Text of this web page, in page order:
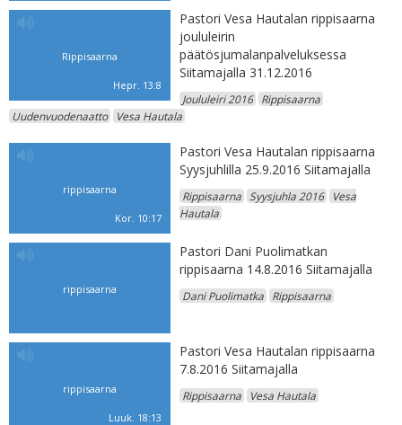
Rippisaarna
Hepr. 13:8
Pastori Vesa Hautalan rippisaarna
joululeirin
päätösjumalanpalveluksessa
Siitamajalla 31.12.2016
Joululeiri 2016
Rippisaarna
Uudenvuodenaatto
Vesa Hautala
rippisaarna
Kor. 10:17
Pastori Vesa Hautalan rippisaarna
Syysjuhlilla 25.9.2016 Siitamajalla
Rippisaarna Syysjuhla 2016
Vesa
Hautala
rippisaarna
Pastori Dani Puolimatkan
rippisaarna 14.8.2016 Siitamajalla
Dani Puolimatka Rippisaarna
rippisaarna
Luuk. 18:13
Pastori Vesa Hautalan rippisaarna
7.8.2016 Siitamajalla
Rippisaarna Vesa Hautala